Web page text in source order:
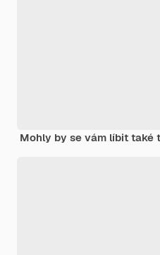
Mohly by se vám líbit také